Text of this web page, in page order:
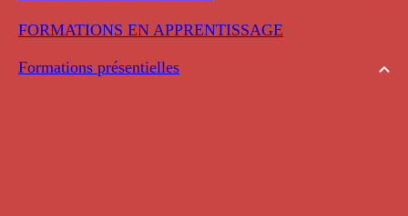
FORMATIONS EN APPRENTISSAGE
Formations présentielles